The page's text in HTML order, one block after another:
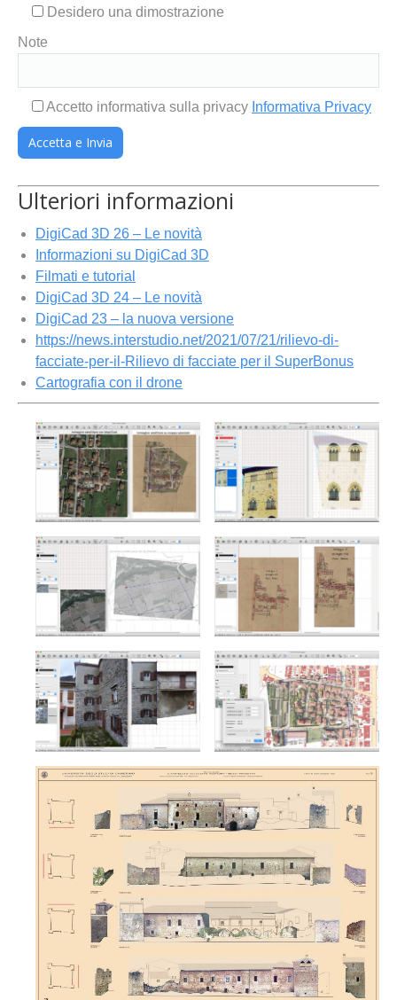
Desidero una dimostrazione
Note
Accetto informativa sulla privacy Informativa Privacy
Ulteriori informazioni
DigiCad 3D 26 – Le novità
Informazioni su DigiCad 3D
Filmati e tutorial
DigiCad 3D 24 – Le novità
DigiCad 23 – la nuova versione
https://news.interstudio.net/2021/07/21/rilievo-di-
facciate-per-il-Rilievo di facciate per il SuperBonus
Cartografia con il drone